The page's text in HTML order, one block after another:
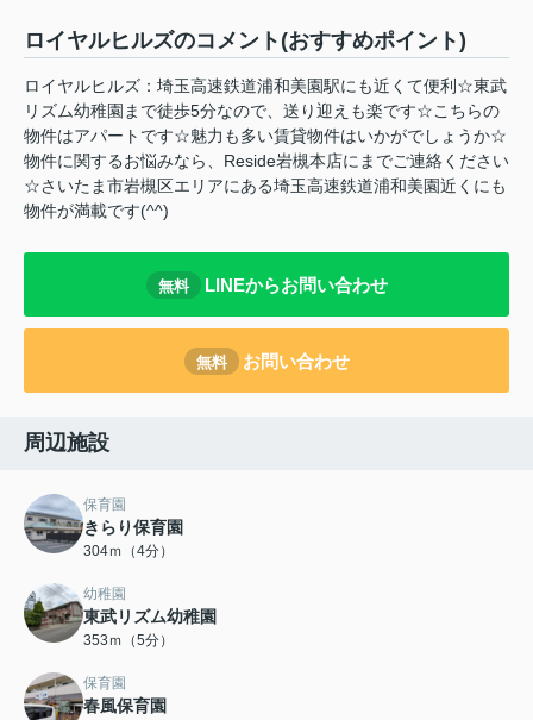
ロイヤルヒルズのコメント(おすすめポイント)
ロイヤルヒルズ：埼玉高速鉄道浦和美園駅にも近くて便利☆東武
リズム幼稚園まで徒歩5分なので、送り迎えも楽です☆こちらの
物件はアパートです☆魅力も多い賃貸物件はいかがでしょうか☆
物件に関するお悩みなら、Reside岩槻本店にまでご連絡ください
☆さいたま市岩槻区エリアにある埼玉高速鉄道浦和美園近くにも
物件が満載です(^^)
無料 LINEからお問い合わせ
無料 お問い合わせ
周辺施設
保育園
きらり保育園
304ｍ（4分）
幼稚園
東武リズム幼稚園
353ｍ（5分）
保育園
春風保育園